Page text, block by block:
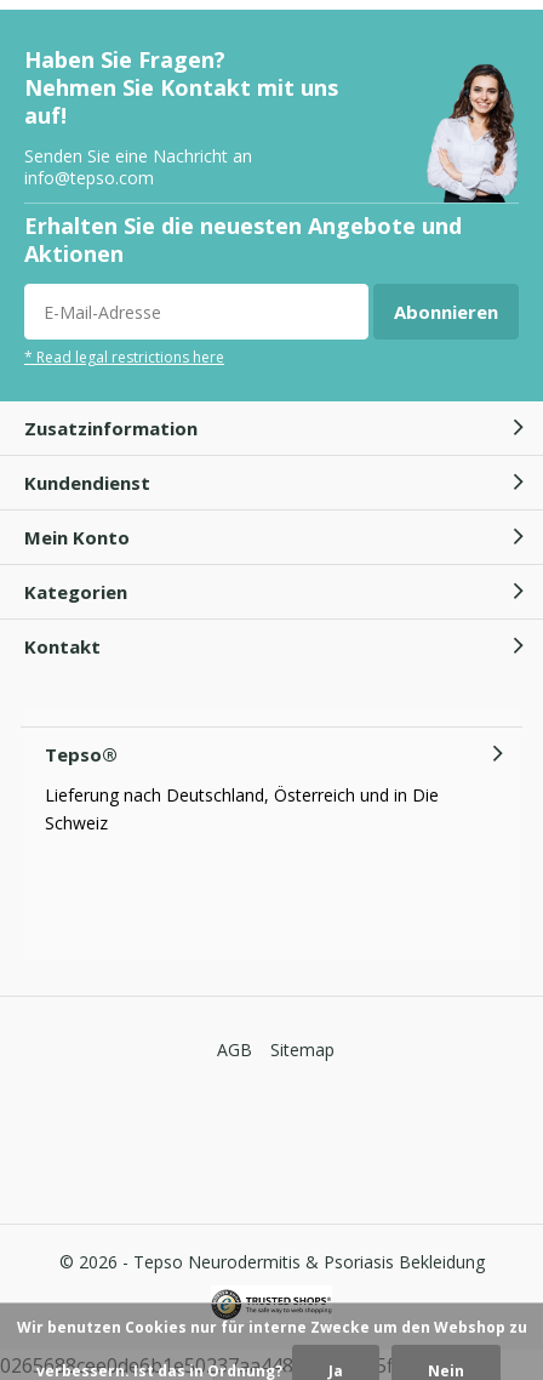
Waschmittel Neurodermitis
Neurodermitis hand, Tepso
Neurodermitis Handschuhe
Neurodermitis Hand
Haben Sie Fragen?
Nehmen Sie Kontakt mit uns
auf!
Senden Sie eine Nachricht an
info@tepso.com
Erhalten Sie die neuesten Angebote und
Aktionen
Abonnieren
* Read legal restrictions here
Zusatzinformation
Kundendienst
Mein Konto
Kategorien
Kontakt
Tepso®
Lieferung nach Deutschland, Österreich und in Die
Schweiz
© 2026 - Tepso Neurodermitis & Psoriasis Bekleidung
AGB Sitemap
0265688cee0de6b1e50237aa448dcfb07025ff59
Wir benutzen Cookies nur für interne Zwecke um den Webshop zu
verbessern. Ist das in Ordnung? Ja Nein